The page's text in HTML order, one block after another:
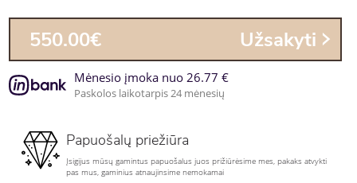
550.00€ Užsakyti
Mėnesio įmoka nuo 26.77 €
Paskolos laikotarpis 24 mėnesių
Papuošalų priežiūra
Įsigijus mūsų gamintus papuošalus juos prižiūrėsime mes, pakaks atvykti
pas mus, gaminius atnaujinsime nemokamai